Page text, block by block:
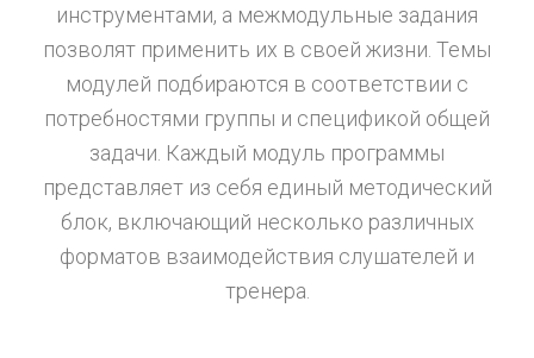
инструментами, а межмодульные задания
позволят применить их в своей жизни. Темы
модулей подбираются в соответствии с
потребностями группы и спецификой общей
задачи. Каждый модуль программы
представляет из себя единый методический
блок, включающий несколько различных
форматов взаимодействия слушателей и
тренера.